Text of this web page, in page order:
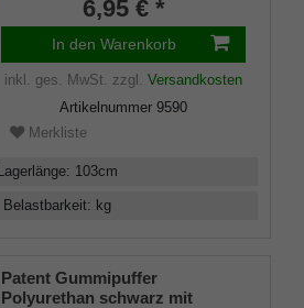
Klettverschluss6,95 € *
In den Warenkorb
inkl. ges. MwSt. zzgl. Versandkosten
Artikelnummer 9590
Merkliste
Lagerlänge: 103cm
Belastbarkeit: kg
Patent Gummipuffer
Polyurethan schwarz mit